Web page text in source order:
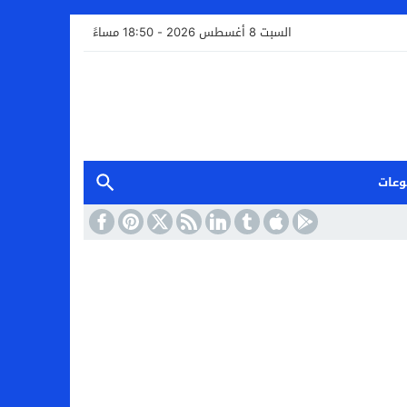
السبت 8 أغسطس 2026 - 18:50 مساءً